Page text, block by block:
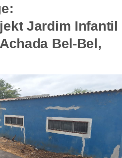
Jardim Infantil
Bel-Bel,